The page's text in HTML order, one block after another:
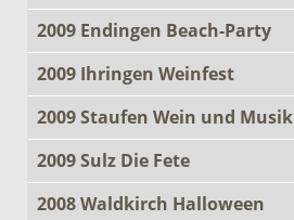
2009 Endingen Beach-Party
2009 Ihringen Weinfest
2009 Staufen Wein und Musik
2009 Sulz Die Fete
2008 Waldkirch Halloween